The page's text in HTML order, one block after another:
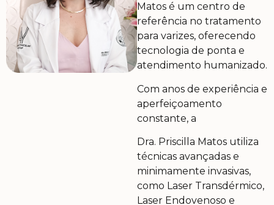
Matos é um centro de
referência no tratamento
para varizes, oferecendo
tecnologia de ponta e
atendimento humanizado.
Com anos de experiência e
aperfeiçoamento
constante, a
Dra. Priscilla Matos utiliza
técnicas avançadas e
minimamente invasivas,
como Laser Transdérmico,
Laser Endovenoso e